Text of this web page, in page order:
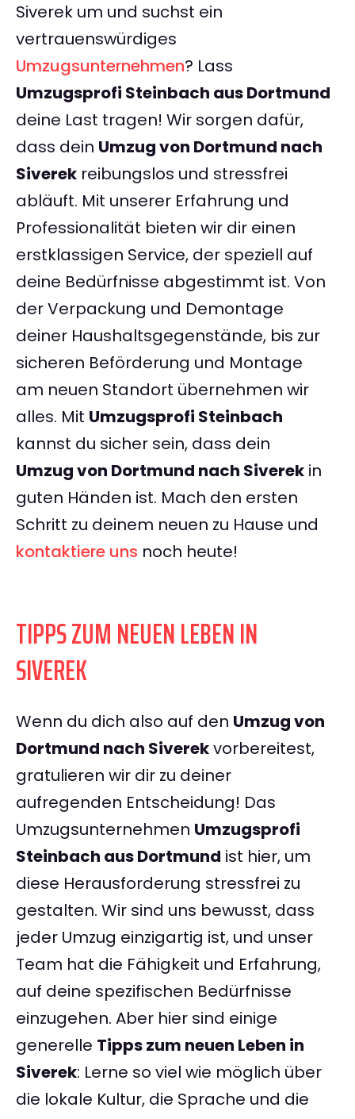
Siverek um und suchst ein
vertrauenswürdiges
Umzugsunternehmen? Lass
Umzugsprofi Steinbach aus Dortmund
deine Last tragen! Wir sorgen dafür,
dass dein Umzug von Dortmund nach
Siverek reibungslos und stressfrei
abläuft. Mit unserer Erfahrung und
Professionalität bieten wir dir einen
erstklassigen Service, der speziell auf
deine Bedürfnisse abgestimmt ist. Von
der Verpackung und Demontage
deiner Haushaltsgegenstände, bis zur
sicheren Beförderung und Montage
am neuen Standort übernehmen wir
alles. Mit Umzugsprofi Steinbach
kannst du sicher sein, dass dein
Umzug von Dortmund nach Siverek in
guten Händen ist. Mach den ersten
Schritt zu deinem neuen zu Hause und
kontaktiere uns noch heute!
TIPPS ZUM NEUEN LEBEN IN
SIVEREK
Wenn du dich also auf den Umzug von
Dortmund nach Siverekvorbereitest,
gratulieren wir dir zu deiner
aufregenden Entscheidung! Das
Umzugsunternehmen Umzugsprofi
Steinbach aus Dortmund ist hier, um
diese Herausforderung stressfrei zu
gestalten. Wir sind uns bewusst, dass
jeder Umzug einzigartig ist, und unser
Team hat die Fähigkeit und Erfahrung,
auf deine spezifischen Bedürfnisse
einzugehen. Aber hier sind einige
generelle Tipps zum neuen Leben in
Siverek: Lerne so viel wie möglich über
die lokale Kultur, die Sprache und die